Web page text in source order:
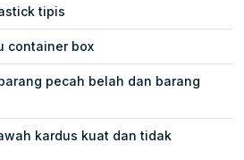
tipis
container box
pecah belah dan barang
kardus kuat dan tidak